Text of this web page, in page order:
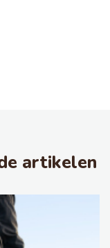
artikelen